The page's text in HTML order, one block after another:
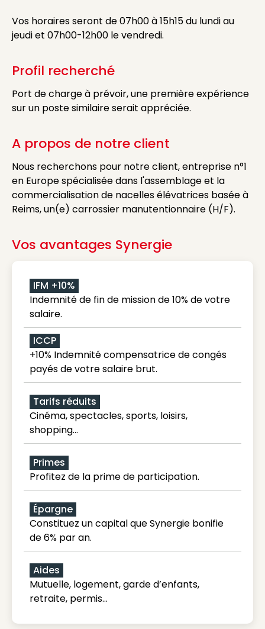
Vos horaires seront de 07h00 à 15h15 du lundi au
jeudi et 07h00-12h00 le vendredi.
Profil recherché
Port de charge à prévoir, une première expérience
sur un poste similaire serait appréciée.
A propos de notre client
Nous recherchons pour notre client, entreprise n°1
en Europe spécialisée dans l'assemblage et la
commercialisation de nacelles élévatrices basée à
Reims, un(e) carrossier manutentionnaire (H/F).
Vos avantages Synergie
IFM +10%
Indemnité de fin de mission de 10% de votre
salaire.
ICCP
+10% Indemnité compensatrice de congés
payés de votre salaire brut.
Tarifs réduits
Cinéma, spectacles, sports, loisirs,
shopping...
Primes
Profitez de la prime de participation.
Épargne
Constituez un capital que Synergie bonifie
de 6% par an.
Aides
Mutuelle, logement, garde d’enfants,
retraite, permis…